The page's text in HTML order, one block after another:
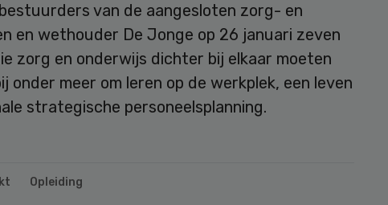
van de aangesloten zorg- en
en wethouder De Jonge op 26 januari zeven
zorg en onderwijs dichter bij elkaar moeten
onder meer om leren op de werkplek, een leven
strategische personeelsplanning.
Opleiding